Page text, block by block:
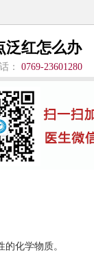
泛红怎么办
： 0769-23601280
化学物质。